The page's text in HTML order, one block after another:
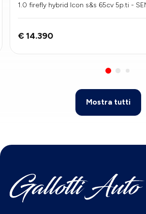
1.0 firefly hybrid Icon s&s 65cv 5p.ti -
€ 14.390
Mostra tutti